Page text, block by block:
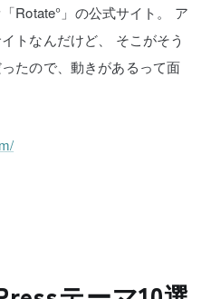
Rotate°」の公式サイト。
ア
トなんだけど、
そこがそう
たので、動きがあるって面